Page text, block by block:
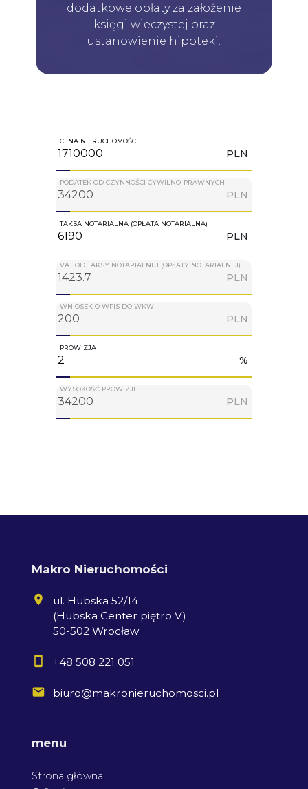
dodatkowe opłaty za założenie
księgi wieczystej oraz
ustanowienie hipoteki.
CENA NIERUCHOMOŚCI
PLN
PODATEK OD CZYNNOŚCI CYWILNO-PRAWNYCH
PLN
TAKSA NOTARIALNA (OPŁATA NOTARIALNA)
PLN
VAT OD TAKSY NOTARIALNEJ (OPŁATY NOTARIALNEJ)
PLN
WNIOSEK O WPIS DO WKW
PLN
PROWIZJA
%
WYSOKOŚĆ PROWIZJI
PLN
Makro Nieruchomości
ul. Hubska 52/14
(Hubska Center piętro V)
50-502 Wrocław
+48 508 221 051
biuro@makronieruchomosci.pl
menu
Strona główna